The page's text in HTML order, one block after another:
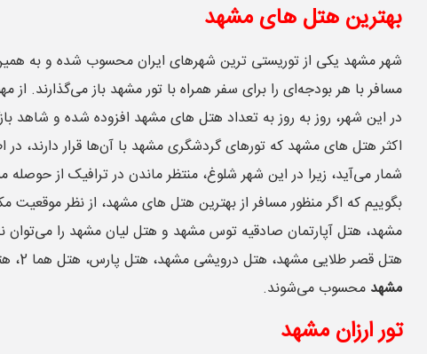
بهترین هتل های مشهد
شهر مشهد یکی از توریستی ترین شهرهای ایران محسوب شده و به
مسافر با هر بودجه‌ای را برای سفر همراه با تور مشهد باز
در این شهر، روز به روز به تعداد هتل های مشهد افزوده شده و
اکثر هتل‌ های مشهد که تورهای گردشگری مشهد با آن‌ها قرار دارند،
شمار می‌آید، زیرا در این شهر شلوغ، منتظر ماندن در ترافیک از حوصله
مشهد، هتل آپارتمان صادقیه توس مشهد و هتل لیان مشهد را می‌توان
هتل قصر طلایی مشهد، هتل درویشی مشهد، هتل پارس، هتل هما 2، هتل پردیسان مشهد، هتل قصر الماس، هتل سی نور، هتل مدینه الرضا مشهد و هتل ملال از بهترین هتل های مشهد برای مسافران
مشهد محسوب می‌شوند.
تور ارزان مشهد